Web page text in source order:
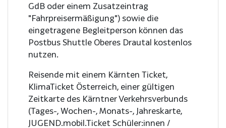
GdB oder einem Zusatzeintrag
"Fahrpreisermäßigung") sowie die
eingetragene Begleitperson können das
Postbus Shuttle Oberes Drautal kostenlos
nutzen.
Reisende mit einem Kärnten Ticket,
KlimaTicket Österreich, einer gültigen
Zeitkarte des Kärntner Verkehrsverbunds
(Tages-, Wochen-, Monats-, Jahreskarte,
JUGEND.mobil.Ticket Schüler:innen /